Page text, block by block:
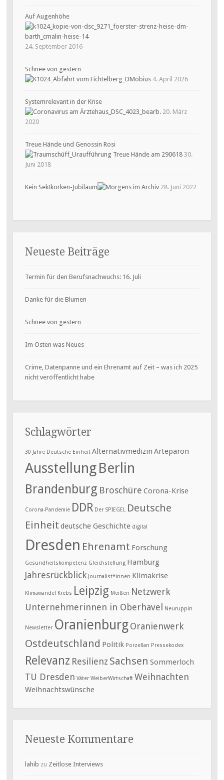
Auf Augenhöhe
24. September 2016
Schnee von gestern
4. April 2026
Systemrelevant in der Krise
20. März
2020
Treue Hände und Genossin Rosi
30.
Juni 2018
Kein Sektkorken-Jubiläum 28. Juni 2022
Neueste Beiträge
Termin für den Berufsnachwuchs: 16. Juli
Danke für die Blumen
Schnee von gestern
Im Osten was Neues
Crime, Datenpanne und ein Ehrenamt auf Zeit – was ich 2025
nicht veröffentlicht habe
Schlagwörter
30 Jahre Deutsche Einheit Alternativmedizin Arteparon
AusstellungBerlin
Brandenburg Broschüre Corona-Krise
Corona-Pandemie DDR Der SPIEGEL Deutsche
Einheit deutsche Geschichte digital
Dresden Ehrenamt Forschung
Gesundheitskompetenz Gleichstellung Hamburg
Jahresrückblick Journalist*innen Klimakrise
Klimawandel Krebs Leipzig Meißen Netzwerk
Unternehmerinnen in Oberhavel Neuruppin
Newsletter OranienburgOranienwerk
Ostdeutschland Politik Porzellan Pressekodex
Relevanz Resilienz Sachsen Sommerloch
TU Dresden Väter WeiberWirtschaft Weihnachten
Weihnachtswünsche
Neueste Kommentare
lahib zu Zeitlose Interviews